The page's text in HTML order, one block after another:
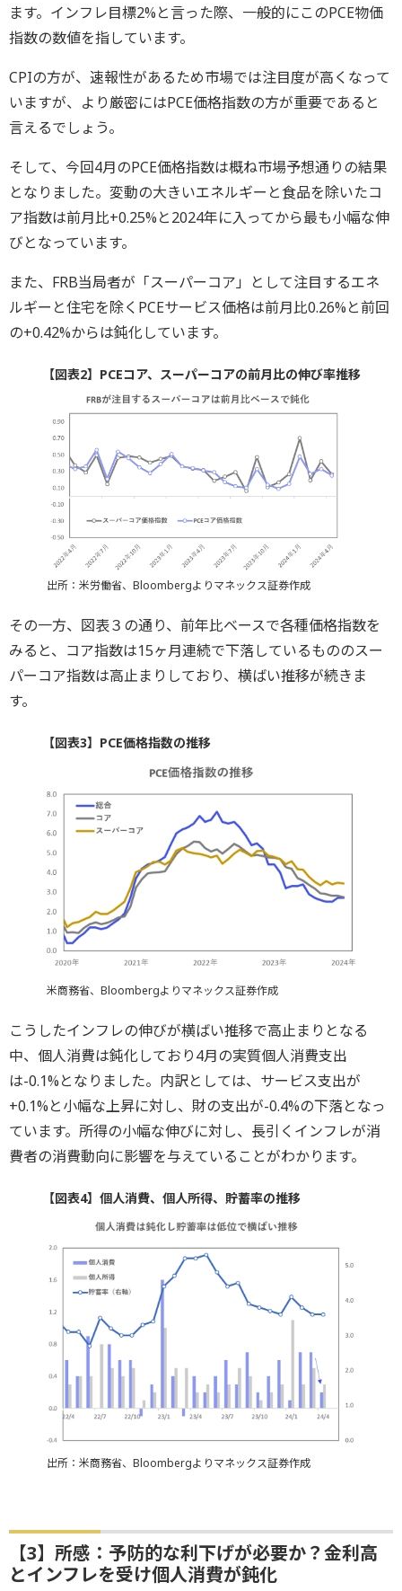
ます。インフレ目標2%と言った際、一般的にこのPCE物価
指数の数値を指しています。
CPIの方が、速報性があるため市場では注目度が高くなって
いますが、より厳密にはPCE価格指数の方が重要であると
言えるでしょう。
そして、今回4月のPCE価格指数は概ね市場予想通りの結果
となりました。変動の大きいエネルギーと食品を除いたコ
ア指数は前月比+0.25%と2024年に入ってから最も小幅な伸
びとなっています。
また、FRB当局者が「スーパーコア」として注目するエネ
ルギーと住宅を除くPCEサービス価格は前月比0.26%と前回
の+0.42%からは鈍化しています。
【図表2】PCEコア、スーパーコアの前月比の伸び率推移
出所：米労働省、Bloombergよりマネックス証券作成
その一方、図表３の通り、前年比ベースで各種価格指数を
みると、コア指数は15ヶ月連続で下落しているもののスー
パーコア指数は高止まりしており、横ばい推移が続きま
す。
【図表3】PCE価格指数の推移
米商務省、Bloombergよりマネックス証券作成
こうしたインフレの伸びが横ばい推移で高止まりとなる
中、個人消費は鈍化しており4月の実質個人消費支出
は-0.1%となりました。内訳としては、サービス支出が
+0.1%と小幅な上昇に対し、財の支出が-0.4%の下落となっ
ています。所得の小幅な伸びに対し、長引くインフレが消
費者の消費動向に影響を与えていることがわかります。
【図表4】個人消費、個人所得、貯蓄率の推移
出所：米商務省、Bloombergよりマネックス証券作成
【3】所感：予防的な利下げが必要か？金利高
とインフレを受け個人消費が鈍化